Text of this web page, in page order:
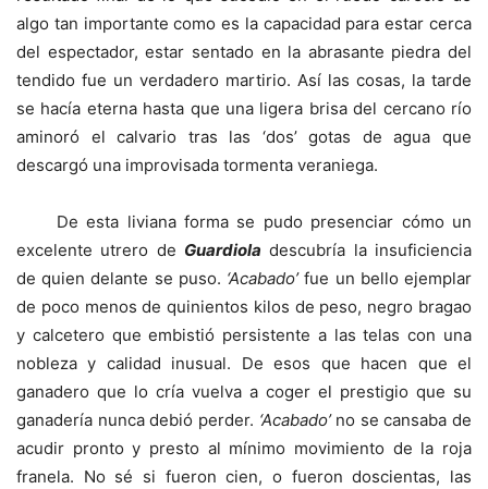
algo tan importante como es la capacidad para estar cerca
del espectador, estar sentado en la abrasante piedra del
tendido fue un verdadero martirio. Así las cosas, la tarde
se hacía eterna hasta que una ligera brisa del cercano río
aminoró el calvario tras las ‘dos’ gotas de agua que
descargó una improvisada tormenta veraniega.
De esta liviana forma se pudo presenciar cómo un
excelente utrero de Guardiola descubría la insuficiencia
de quien delante se puso. ‘Acabado’fue un bello ejemplar
de poco menos de quinientos kilos de peso, negro bragao
y calcetero que embistió persistente a las telas con una
nobleza y calidad inusual. De esos que hacen que el
ganadero que lo cría vuelva a coger el prestigio que su
ganadería nunca debió perder. ‘Acabado’no se cansaba de
acudir pronto y presto al mínimo movimiento de la roja
franela. No sé si fueron cien, o fueron doscientas, las